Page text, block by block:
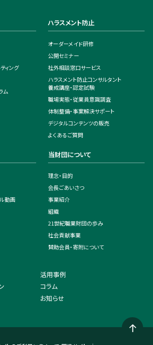
ィング
ム
ハラスメント防止
オーダーメイド研修
公開セミナー
社外相談窓口サービス
ハラスメント防止コンサルタント
養成講座・認定試験
職場実態・従業員意識調査
体制整備・事案解決サポート
デジタルコンテンツの販売
よくあるご質問
動画
当財団について
理念・目的
会長ごあいさつ
事業紹介
組織
21世紀職業財団の歩み
社会貢献事業
賛助会員・寄附について
活用事例
コラム
お知らせ